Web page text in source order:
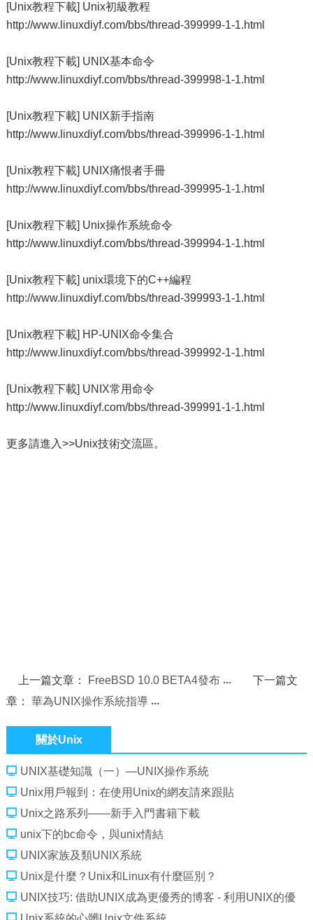
[Unix教程下載] Unix初級教程
http://www.linuxdiyf.com/bbs/thread-399999-1-1.html
[Unix教程下載] UNIX基本命令
http://www.linuxdiyf.com/bbs/thread-399998-1-1.html
[Unix教程下載] UNIX新手指南
http://www.linuxdiyf.com/bbs/thread-399996-1-1.html
[Unix教程下載] UNIX痛恨者手冊
http://www.linuxdiyf.com/bbs/thread-399995-1-1.html
[Unix教程下載] Unix操作系統命令
http://www.linuxdiyf.com/bbs/thread-399994-1-1.html
[Unix教程下載] unix環境下的C++編程
http://www.linuxdiyf.com/bbs/thread-399993-1-1.html
[Unix教程下載] HP-UNIX命令集合
http://www.linuxdiyf.com/bbs/thread-399992-1-1.html
[Unix教程下載] UNIX常用命令
http://www.linuxdiyf.com/bbs/thread-399991-1-1.html
更多請進入>>Unix技術交流區。
上一篇文章： FreeBSD 10.0 BETA4發布
下一篇文
章： 華為UNIX操作系統指導
關於Unix
UNIX基礎知識（一）—UNIX操作系統
Unix用戶報到：在使用Unix的網友請來跟貼
Unix之路系列――新手入門書籍下載
unix下的bc命令，與unix情結
UNIX家族及類UNIX系統
Unix是什麼？Unix和Linux有什麼區別？
UNIX技巧: 借助UNIX成為更優秀的博客 - 利用UNIX的優